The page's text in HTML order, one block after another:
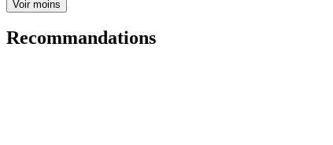
Voir moins
Recommandations